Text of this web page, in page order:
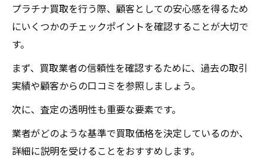
プラチナ買取を行う際、顧客としての安心感を得るため
にいくつかのチェックポイントを確認することが大切で
す。
まず、買取業者の信頼性を確認するために、過去の取引
実績や顧客からの口コミを参照しましょう。
次に、査定の透明性も重要な要素です。
業者がどのような基準で買取価格を決定しているのか、
詳細に説明を受けることをおすすめします。